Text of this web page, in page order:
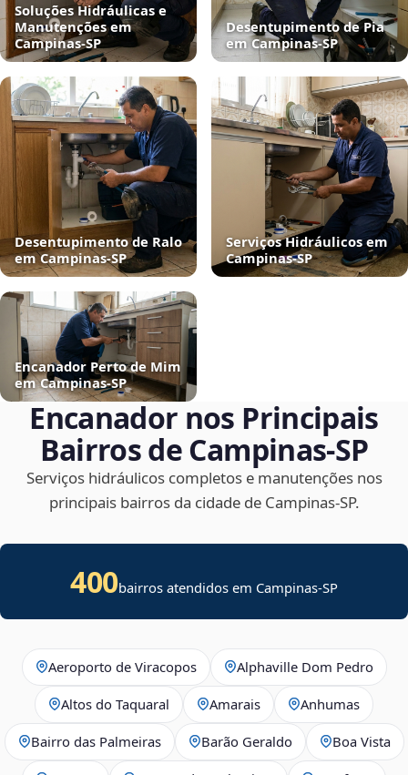
Soluções Hidráulicas e
Manutenções em
Campinas‑SP
Desentupimento de Pia
em Campinas‑SP
Desentupimento de Ralo
em Campinas‑SP
Serviços Hidráulicos em
Campinas‑SP
Encanador Perto de Mim
em Campinas‑SP
Encanador nos Principais
Bairros de Campinas‑SP
Serviços hidráulicos completos e manutenções nos
principais bairros da cidade de Campinas‑SP.
400bairros atendidos em Campinas-SP
Aeroporto de Viracopos Alphaville Dom Pedro
Altos do Taquaral Amarais Anhumas
Bairro das Palmeiras Barão Geraldo Boa Vista